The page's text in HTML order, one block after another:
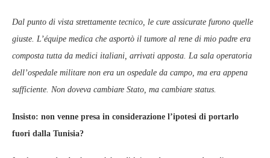
Dal punto di vista strettamente tecnico, le cure assicurate furono quelle
giuste. L’équipe medica che asportò il tumore al rene di mio padre era
composta tutta da medici italiani, arrivati apposta. La sala operatoria
dell’ospedale militare non era un ospedale da campo, ma era appena
sufficiente. Non doveva cambiare Stato, ma cambiare status.
Insisto: non venne presa in considerazione l’ipotesi di portarlo
fuori dalla Tunisia?